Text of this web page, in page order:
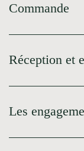
Commande
Réception et
Les